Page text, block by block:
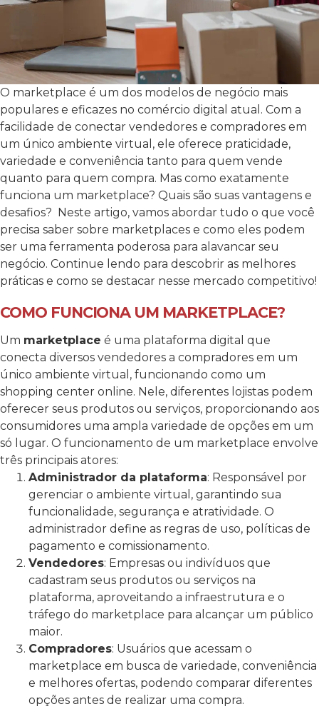
O marketplace é um dos modelos de negócio mais
populares e eficazes no comércio digital atual. Com a
facilidade de conectar vendedores e compradores em
um único ambiente virtual, ele oferece praticidade,
variedade e conveniência tanto para quem vende
quanto para quem compra. Mas como exatamente
funciona um marketplace? Quais são suas vantagens e
desafios? Neste artigo, vamos abordar tudo o que você
precisa saber sobre marketplaces e como eles podem
ser uma ferramenta poderosa para alavancar seu
negócio. Continue lendo para descobrir as melhores
práticas e como se destacar nesse mercado competitivo!
COMO FUNCIONA UM MARKETPLACE?
Um marketplace é uma plataforma digital que
conecta diversos vendedores a compradores em um
único ambiente virtual, funcionando como um
shopping center online. Nele, diferentes lojistas podem
oferecer seus produtos ou serviços, proporcionando aos
consumidores uma ampla variedade de opções em um
só lugar. O funcionamento de um marketplace envolve
três principais atores:
Administrador da plataforma: Responsável por
gerenciar o ambiente virtual, garantindo sua
funcionalidade, segurança e atratividade. O
administrador define as regras de uso, políticas de
pagamento e comissionamento.
Vendedores: Empresas ou indivíduos que
cadastram seus produtos ou serviços na
plataforma, aproveitando a infraestrutura e o
tráfego do marketplace para alcançar um público
maior.
Compradores: Usuários que acessam o
marketplace em busca de variedade, conveniência
e melhores ofertas, podendo comparar diferentes
opções antes de realizar uma compra.